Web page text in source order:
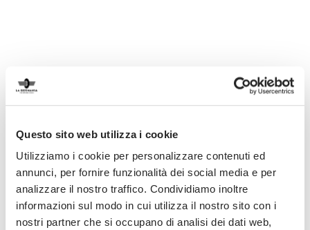
Questo sito web utilizza i cookie
Utilizziamo i cookie per personalizzare contenuti ed
annunci, per fornire funzionalità dei social media e per
analizzare il nostro traffico. Condividiamo inoltre
informazioni sul modo in cui utilizza il nostro sito con i
nostri partner che si occupano di analisi dei dati web,
reduced energy consumption and longer
lasting performance.
These LED lights clearly illuminate the
workspace below so you can always see
exactly what is happening on the hob.